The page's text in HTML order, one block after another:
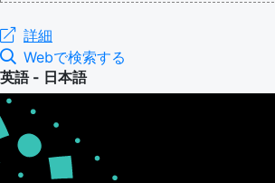
詳細
Webで検索する
英語 - 日本語